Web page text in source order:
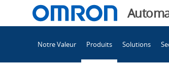
the
Navigation
Notre Valeur Produits Solutions